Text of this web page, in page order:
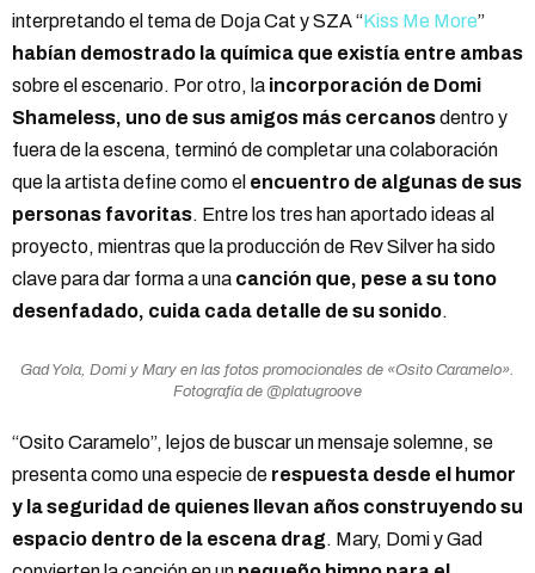
interpretando el tema de Doja Cat y SZA “Kiss Me More”
habían demostrado la química que existía entre ambas
sobre el escenario. Por otro, la incorporación de Domi
Shameless, uno de sus amigos más cercanosdentro y
fuera de la escena, terminó de completar una colaboración
que la artista define como el encuentro de algunas de sus
personas favoritas. Entre los tres han aportado ideas al
proyecto, mientras que la producción de Rev Silver ha sido
clave para dar forma a una canción que, pese a su tono
desenfadado, cuida cada detalle de su sonido.
Gad Yola, Domi y Mary en las fotos promocionales de «Osito Caramelo».
Fotografía de @platugroove
“Osito Caramelo”, lejos de buscar un mensaje solemne, se
presenta como una especie de respuesta desde el humor
y la seguridad de quienes llevan años construyendo su
espacio dentro de la escena drag. Mary, Domi y Gad